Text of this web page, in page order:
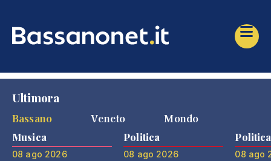
Ultimora
Bassano
Veneto Mondo
Musica
08 ago 2026
Politica
08 ago 2026
Politica
08 ago